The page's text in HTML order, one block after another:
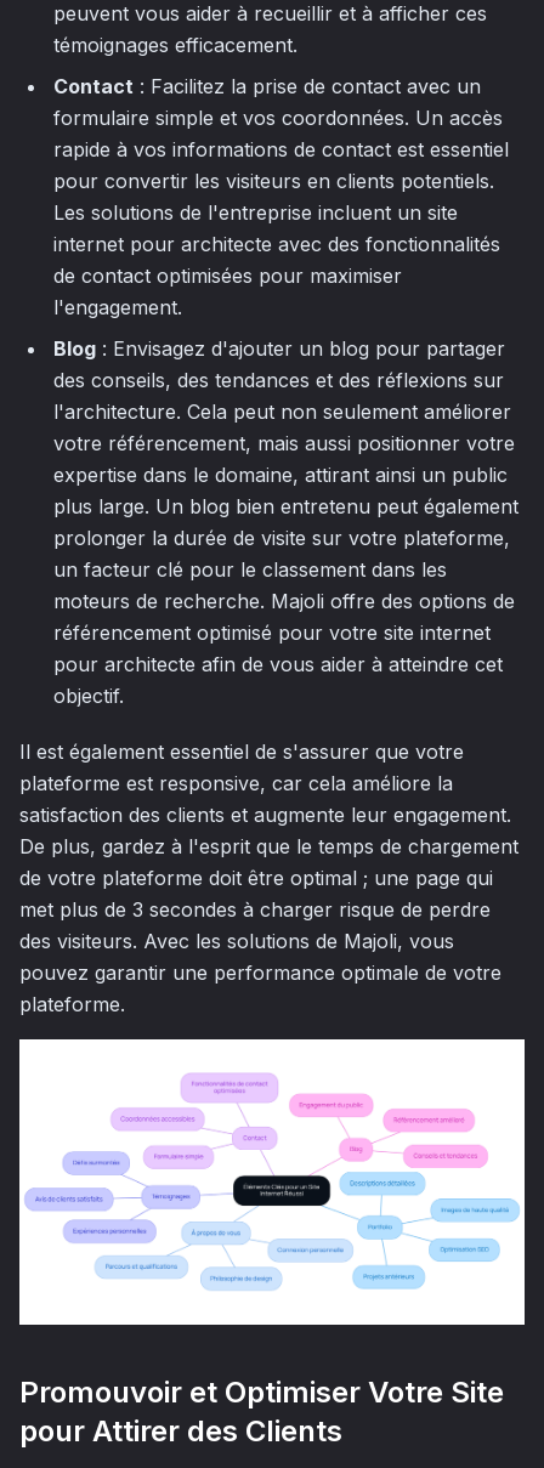
peuvent vous aider à recueillir et à afficher ces
témoignages efficacement.
Contact : Facilitez la prise de contact avec un
formulaire simple et vos coordonnées. Un accès
rapide à vos informations de contact est essentiel
pour convertir les visiteurs en clients potentiels.
Les solutions de l'entreprise incluent un site
internet pour architecte avec des fonctionnalités
de contact optimisées pour maximiser
l'engagement.
Blog : Envisagez d'ajouter un blog pour partager
des conseils, des tendances et des réflexions sur
l'architecture. Cela peut non seulement améliorer
votre référencement, mais aussi positionner votre
expertise dans le domaine, attirant ainsi un public
plus large. Un blog bien entretenu peut également
prolonger la durée de visite sur votre plateforme,
un facteur clé pour le classement dans les
moteurs de recherche. Majoli offre des options de
référencement optimisé pour votre site internet
pour architecte afin de vous aider à atteindre cet
objectif.
Il est également essentiel de s'assurer que votre
plateforme est responsive, car cela améliore la
satisfaction des clients et augmente leur engagement.
De plus, gardez à l'esprit que le temps de chargement
de votre plateforme doit être optimal ; une page qui
met plus de 3 secondes à charger risque de perdre
des visiteurs. Avec les solutions de Majoli, vous
pouvez garantir une performance optimale de votre
plateforme.
Promouvoir et Optimiser Votre Site
pour Attirer des Clients